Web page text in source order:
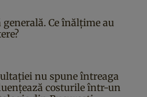
Ce înălțime au
nu spune întreaga
costurile într-un